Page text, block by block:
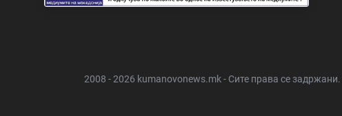
2008 - 2026 kumanovonews.mk - Сите права се задржани.